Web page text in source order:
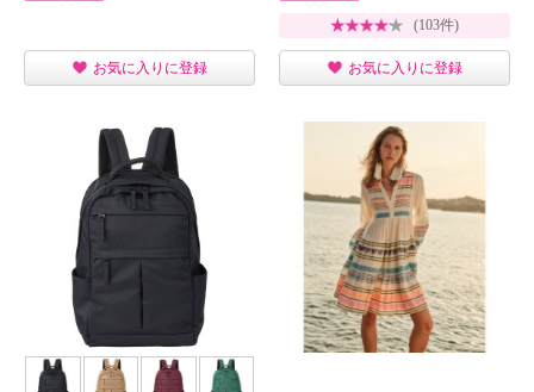
お気に入りに登録
(103件)
お気に入りに登録